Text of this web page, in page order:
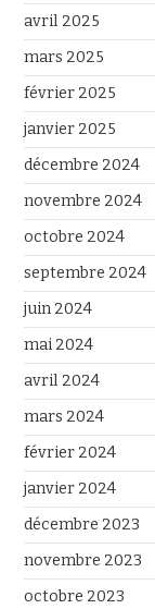
avril 2025
mars 2025
février 2025
janvier 2025
décembre 2024
novembre 2024
octobre 2024
septembre 2024
juin 2024
mai 2024
avril 2024
mars 2024
février 2024
janvier 2024
décembre 2023
novembre 2023
octobre 2023